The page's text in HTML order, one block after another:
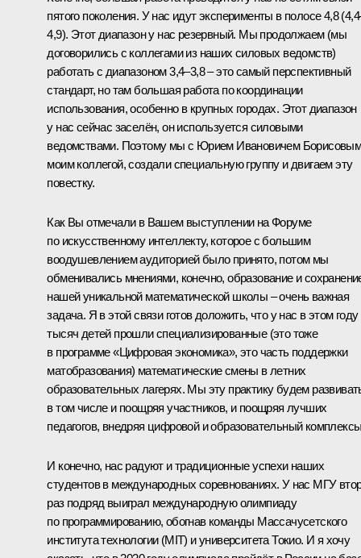
пятого поколения. У нас идут эксперименты в полосе 4,8
4,9). Этот диапазон у нас резервный. Мы продолжаем (мы
договорились с коллегами из наших силовых ведомств)
работать с диапазоном 3,4–3,8 – это самый перспективный
стандарт, но там большая работа по координации
использования, особенно в крупных городах. Этот диапазон
у нас сейчас заселён, он используется силовыми
ведомствами. Поэтому мы с Юрием Ивановичем
моим коллегой, создали специальную группу и двигаем эту
повестку.
Как Вы отмечали в Вашем выступлении на Форуме
по искусственному интеллекту, которое с большим
воодушевлением аудиторией было принято, потом мы
обменивались мнениями, конечно, образование и
нашей уникальной математической школы – очень важная
задача. Я в этой связи готов доложить, что у нас в этом году
тысяч детей прошли специализированные (это тоже
в программе «Цифровая экономика», это часть поддержки
матобразования) математические смены в летних
образовательных лагерях. Мы эту практику будем
в том числе и поощряя участников, и поощряя лучших
педагогов, внедряя цифровой и образовательный
И конечно, нас радуют и традиционные успехи наших
студентов в международных соревнованиях. У нас МГУ
раз подряд выиграл международную олимпиаду
по программированию, обогнав команды Массачусетского
института технологии (MIT) и университета Токио. И я хочу